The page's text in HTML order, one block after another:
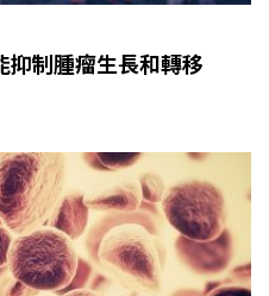
制腫瘤生長和轉移